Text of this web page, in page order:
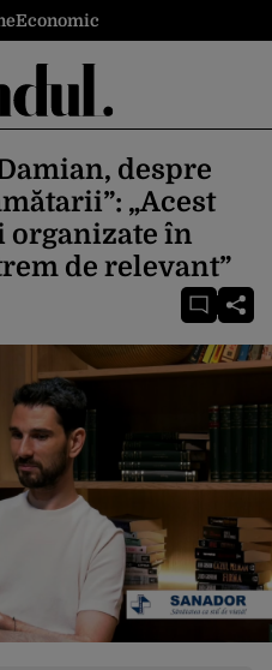
Economic
despre
„Acest
organizate în
de relevant”